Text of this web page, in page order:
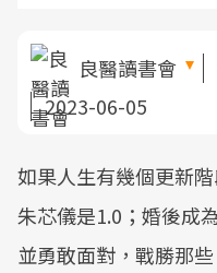
良醫讀書會
2023-06-05
如果人生有幾個更新
朱芯儀是1.0；婚後成
並勇敢面對，戰勝那